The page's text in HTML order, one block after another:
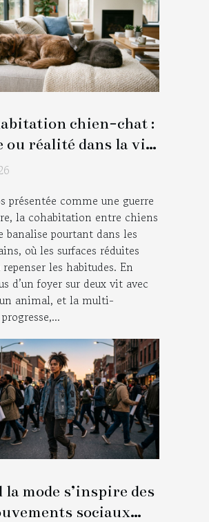
chien-chat :
ou réalité dans la vie
présentée comme une guerre
la cohabitation entre chiens
banalise pourtant dans les
où les surfaces réduites
les habitudes. En
d’un foyer sur deux vit avec
animal, et la multi-
la mode s’inspire des
sociaux